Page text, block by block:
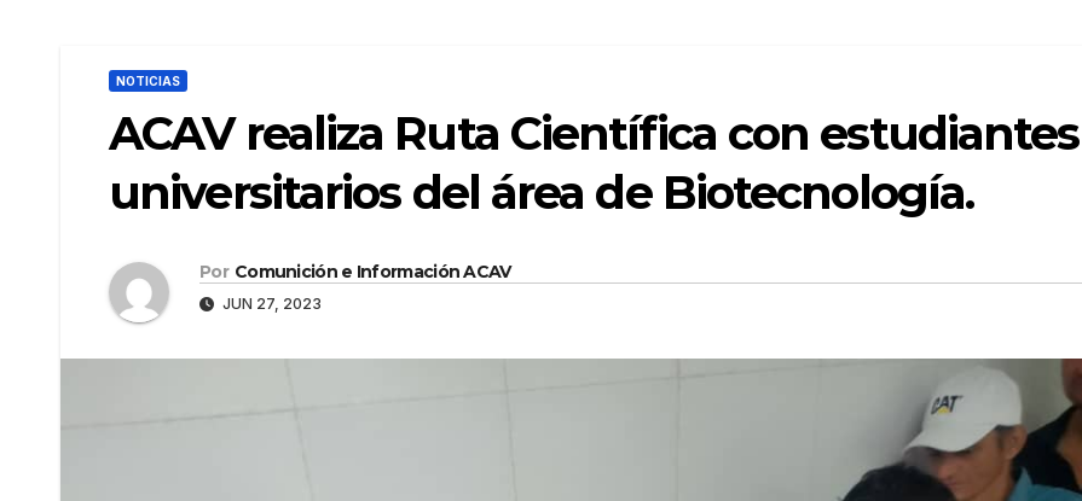
NOTICIAS
ACAV realiza Ruta Científica con estudiantes
universitarios del área de Biotecnología.
Por Comunición e Información ACAV
JUN 27, 2023